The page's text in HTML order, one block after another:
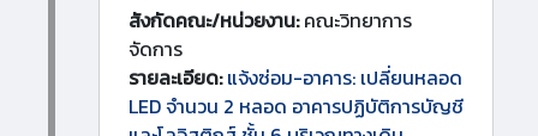
สังกัดคณะ/หน่วยงาน:คณะวิทยาการ
จัดการ
รายละเอียด: แจ้งซ่อม-อาคาร: เปลี่ยนหลอด
LED จำนวน 2 หลอด อาคารปฏิบัติการบัญชี